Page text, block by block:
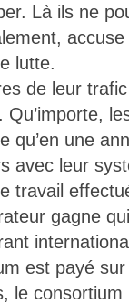
Là ils ne
lutte.
de leur
une
avec leur
travail
gagne
est payé
le